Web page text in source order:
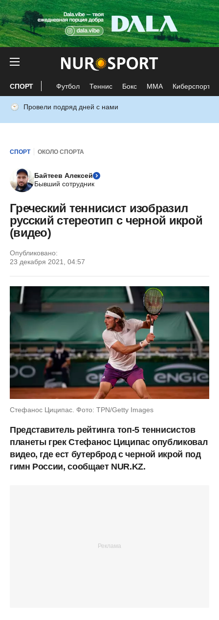
СПОРТ Футбол Теннис Бокс ММА Киберспорт
Провели подряд дней с нами
СПОРТ ОКОЛО СПОРТА
Байтеев Алексей
Бывший сотрудник
Греческий теннисист изобразил
русский стереотип с черной икрой
(видео)
Опубликовано:
23 декабря 2021, 04:57
Стефанос Циципас. Фото: TPN/Getty Images
Представитель рейтинга топ-5 теннисистов
планеты грек Стефанос Циципас опубликовал
видео, где ест бутерброд с черной икрой под
гимн России, сообщает NUR.KZ.